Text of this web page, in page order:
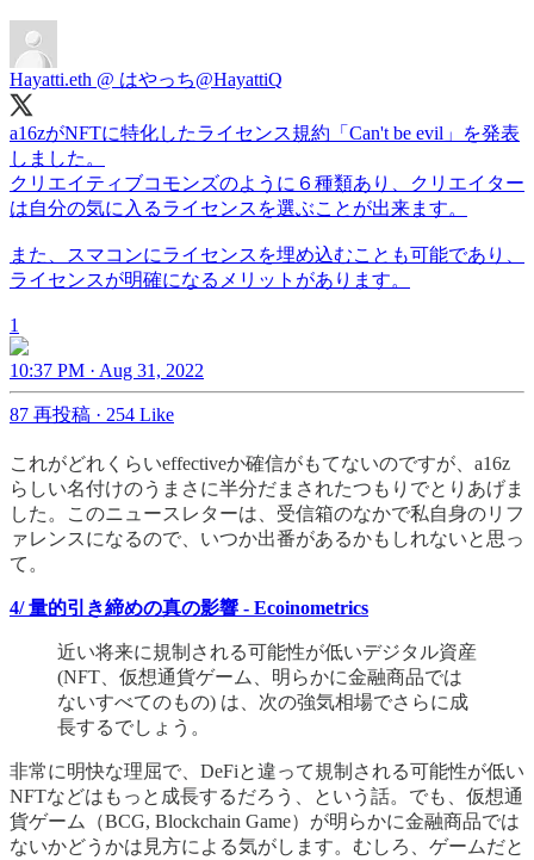
Hayatti.eth @ はやっち@HayattiQ
a16zがNFTに特化したライセンス規約「Can't be evil」を発表
しました。
クリエイティブコモンズのように６種類あり、クリエイター
は自分の気に入るライセンスを選ぶことが出来ます。
また、スマコンにライセンスを埋め込むことも可能であり、
ライセンスが明確になるメリットがあります。
1
10:37 PM · Aug 31, 2022
87 再投稿 · 254 Like
これがどれくらいeffectiveか確信がもてないのですが、a16z
らしい名付けのうまさに半分だまされたつもりでとりあげま
した。このニュースレターは、受信箱のなかで私自身のリフ
ァレンスになるので、いつか出番があるかもしれないと思っ
て。
4/ 量的引き締めの真の影響 - Ecoinometrics
近い将来に規制される可能性が低いデジタル資産
(NFT、仮想通貨ゲーム、明らかに金融商品では
ないすべてのもの) は、次の強気相場でさらに成
長するでしょう。
非常に明快な理屈で、DeFiと違って規制される可能性が低い
NFTなどはもっと成長するだろう、という話。でも、仮想通
貨ゲーム（BCG, Blockchain Game）が明らかに金融商品では
ないかどうかは見方による気がします。むしろ、ゲームだと